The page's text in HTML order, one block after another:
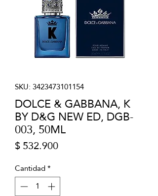
SKU: 3423473101154
DOLCE & GABBANA, K
BY D&G NEW ED, DGB-
003, 50ML
$ 532.900Precio
Cantidad*